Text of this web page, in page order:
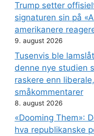
Trump setter
signaturen sin på
amerikanere
9. august 2026
Tusenvis ble
denne nye studien
raskere enn
småkommentarer
8. august 2026
«Dooming Them»:
hva republikanske